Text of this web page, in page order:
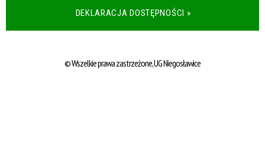
DEKLARACJA DOSTĘPNOŚCI »
© Wszelkie prawa zastrzeżone, UG Niegosławice